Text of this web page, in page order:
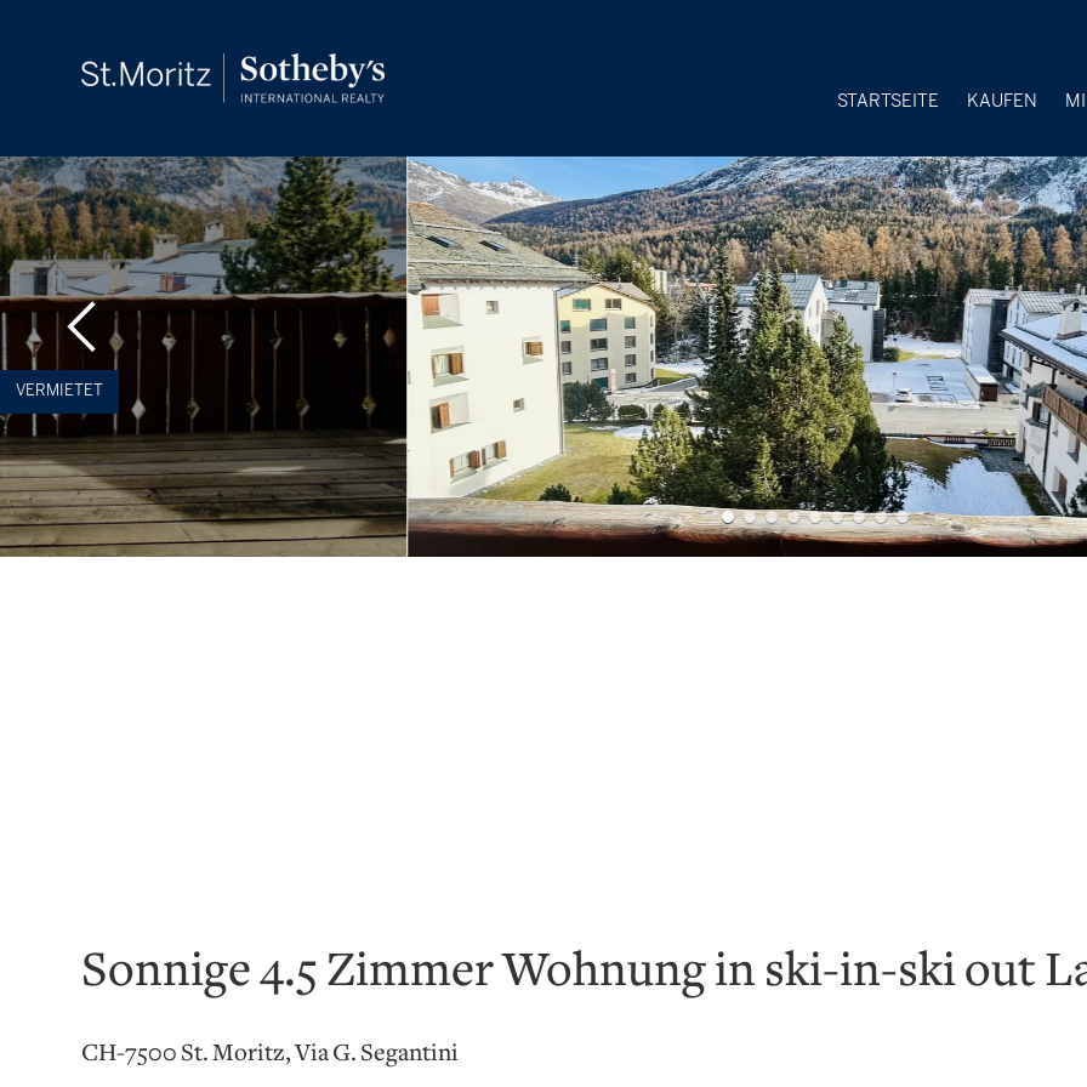
STARTSEITE KAUFEN
VERMIETET
Sonnige 4.5 Zimmer Wohnung in ski-in-ski out
CH-7500 St. Moritz, Via G. Segantini